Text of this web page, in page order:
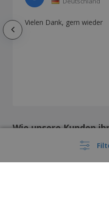
Vielen Dank, gern wieder
Wie unsere Kunden